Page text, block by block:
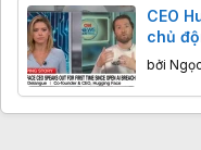
CEO
chủ
an ninh
bởi